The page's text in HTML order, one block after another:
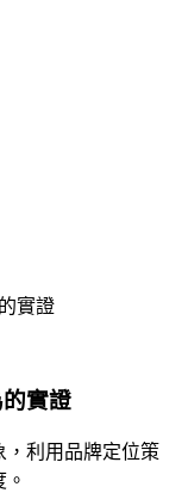
實證
實證
利用品牌定位策